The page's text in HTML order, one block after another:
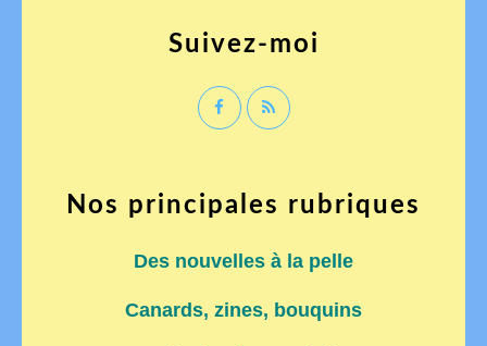
Suivez-moi
Nos principales rubriques
Des nouvelles à la pelle
Canards, zines, bouquins